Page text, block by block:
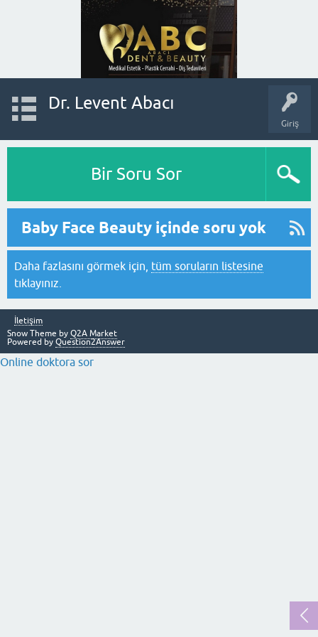
Giriş
Dr. Levent Abacı
Bir Soru Sor
Baby Face Beauty içinde soru yok
Daha fazlasını görmek için, tüm soruların listesine
tıklayınız.
İletişim
Snow Theme by Q2A Market
Powered by Question2Answer
Online doktora sor